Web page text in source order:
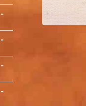
-
-
-
-